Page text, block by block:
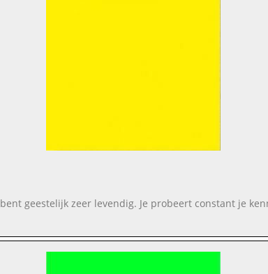
geestelijk zeer levendig. Je probeert constant je